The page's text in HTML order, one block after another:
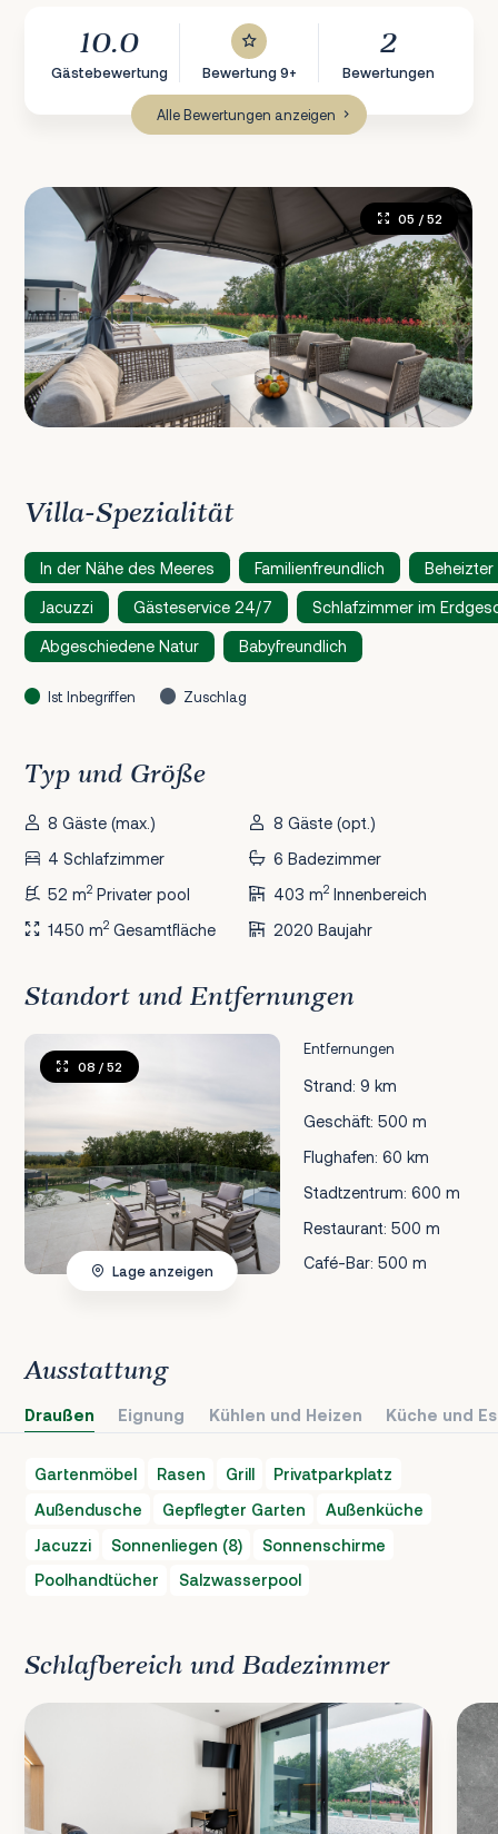
10.0
Gästebewertung Bewertung 9+
2
Bewertungen
Alle Bewertungen anzeigen
05 / 52
Villa-Spezialität
In der Nähe des Meeres Familienfreundlich Beheizter
Jacuzzi Gästeservice 24/7 Schlafzimmer im
Abgeschiedene Natur Babyfreundlich
Ist Inbegriffen Zuschlag
Typ und Größe
8 Gäste (max.)
8 Gäste (opt.)
4 Schlafzimmer
6 Badezimmer
52 m2 Privater pool 403 m2Innenbereich
1450 m2 Gesamtfläche 2020 Baujahr
Standort und Entfernungen
Entfernungen
Strand: 9 km
Geschäft: 500 m
Flughafen: 60 km
Stadtzentrum: 600 m
Restaurant: 500 m
Café-Bar: 500 m
08 / 52
Lage anzeigen
Ausstattung
Draußen Eignung Kühlen und Heizen Küche und
Gartenmöbel Rasen Grill
Privatparkplatz
Außendusche
Gepflegter Garten
Außenküche
Jacuzzi
Sonnenliegen (8)
Sonnenschirme
Poolhandtücher
Salzwasserpool
Schlafbereich und Badezimmer